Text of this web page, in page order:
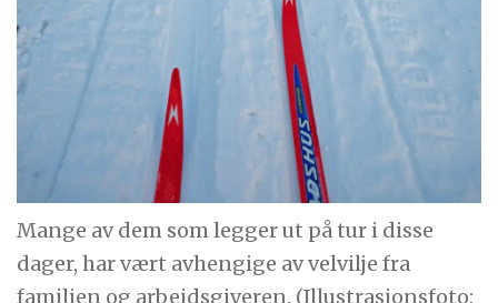
Mange av dem som legger ut på tur i disse
dager, har vært avhengige av velvilje fra
familien og arbeidsgiveren. (Illustrasjonsfoto: